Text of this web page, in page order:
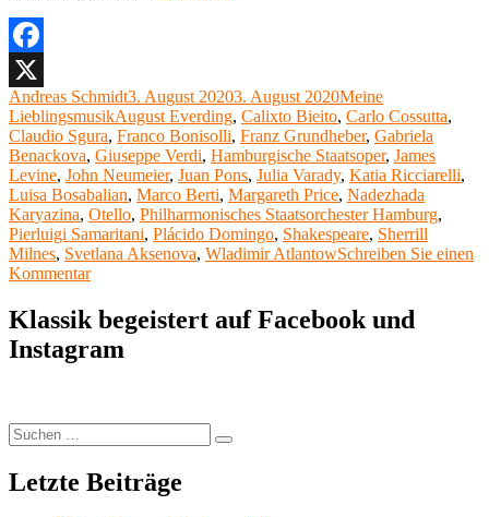
Giuseppe
Verdi“
Facebook
X
Autor
Andreas SchmidtVeröffentlicht
am
3. August 20203. August 2020Kategorien
Meine
LieblingsmusikSchlagwörter
August Everding, Calixto Bieito, Carlo Cossutta,
Claudio Sgura, Franco Bonisolli, Franz Grundheber, Gabriela
Benackova, Giuseppe Verdi, Hamburgische Staatsoper, James
Levine, John Neumeier, Juan Pons, Julia Varady, Katia Ricciarelli,
Luisa Bosabalian, Mar­­co Berti, Margareth Price, Nadezhada
Karyazina, Otello, Philharmonisches Staatsorchester Hamburg,
Pierluigi Samaritani, Plácido Domingo, Shakespeare, Sherrill
Milnes, Svetlana Akse­nova, Wladimir AtlantowSchreiben Sie einen
Kommentarzu
Lieblingsoper
42:
Otello
Klassik begeistert auf Facebook und
Instagram
Suchen
nach:
Suchen
Letzte Beiträge